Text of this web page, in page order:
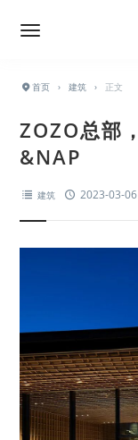
首页 › 建筑 › 正文
ZOZO总部
&NAP
建筑 2023-03-06